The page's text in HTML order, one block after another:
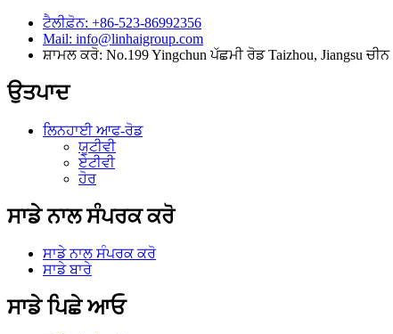
ਟੈਲੀਫ਼ੋਨ: +86-523-86992356
Mail: info@linhaigroup.com
ਸ਼ਾਮਲ ਕਰੋ: No.199 Yingchun ਪੱਛਮੀ ਰੋਡ Taizhou, Jiangsu ਚੀਨ
ਉਤਪਾਦ
ਲਿਨਹਾਈ ਆਫ-ਰੋਡ
ਯੂਟੀਵੀ
ਏਟੀਵੀ
ਹੋਰ
ਸਾਡੇ ਨਾਲ ਸੰਪਰਕ ਕਰੋ
ਸਾਡੇ ਨਾਲ ਸੰਪਰਕ ਕਰੋ
ਸਾਡੇ ਬਾਰੇ
ਸਾਡੇ ਪਿਛੇ ਆਓ